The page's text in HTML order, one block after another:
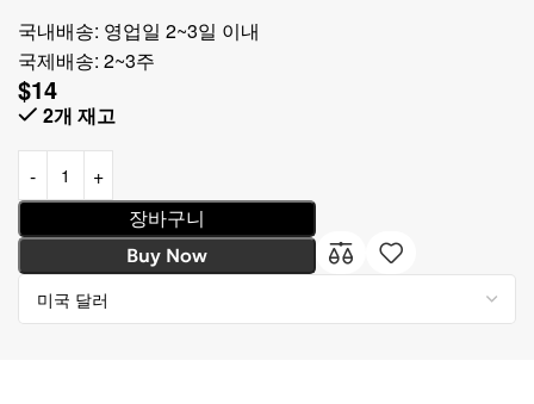
국내배송: 영업일 2~3일 이내
국제배송: 2~3주
$14
2개 재고
장바구니
Buy Now